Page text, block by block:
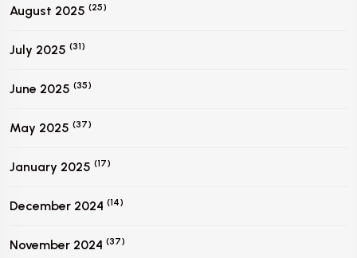
August 2025 (25)
July 2025 (31)
June 2025 (35)
May 2025 (37)
January 2025 (17)
December 2024 (14)
November 2024 (37)